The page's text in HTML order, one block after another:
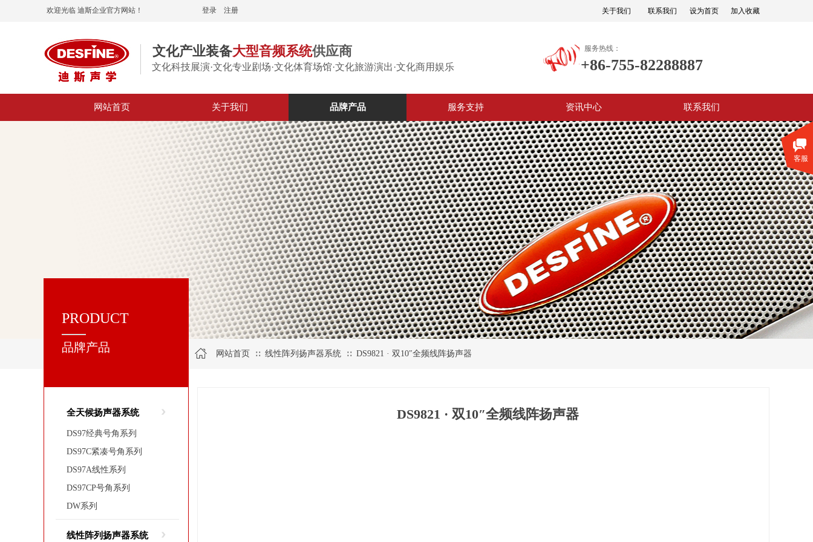
联系我们
关于我们
登录 注册 设为首页 加入收藏
欢迎光临 迪斯企业官方网站！
文化科技展演·文化专业剧场·文化体育场馆·文化旅游演出·文化商用娱乐 +86-755-82288887
服务热线：
文化产业装备大型音频系统供应商
网站首页 关于我们 品牌产品 服务支持 资讯中心 联系我们
全天候扬声器系统
DS97经典号角系列
DS97C紧凑号角系列
DS97A线性系列
DS97CP号角系列
DW系列
线性阵列扬声器系统
PRODUCT
品牌产品 网站首页 ∷ 线性阵列扬声器系统 ∷ DS9821 · 双10″全频线阵扬声器
DS9821 · 双10″全频线阵扬声器
客服